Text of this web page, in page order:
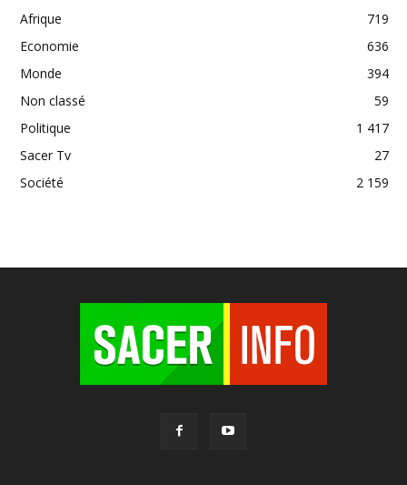
Afrique
719
Economie
636
Monde
394
Non classé
59
Politique
1 417
Sacer Tv
27
Société
2 159